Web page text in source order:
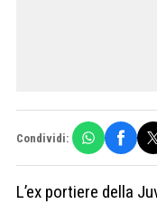
Condividi:
L’ex portiere della